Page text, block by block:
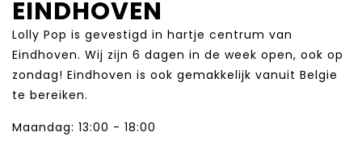
EINDHOVEN
Lolly Pop is gevestigd in hartje centrum van
Eindhoven. Wij zijn 6 dagen in de week open, ook op
zondag! Eindhoven is ook gemakkelijk vanuit Belgie
te bereiken.
Maandag: 13:00 - 18:00